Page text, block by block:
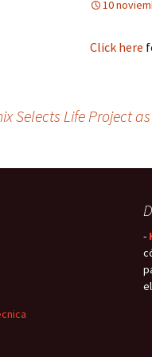
10
Click here
Selects Life Project
-